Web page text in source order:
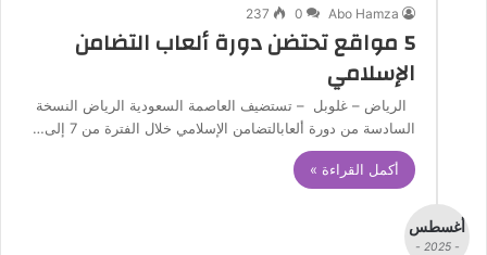
Abo Hamza
0
237
5 مواقع تحتضن دورة ألعاب التضامن
الإسلامي
الرياض – غلوبل – تستضيف العاصمة السعودية الرياض النسخة
السادسة من دورة ألعابالتضامن الإسلامي خلال الفترة من 7 إلى…
أكمل القراءة »
أغسطس
- 2025 -